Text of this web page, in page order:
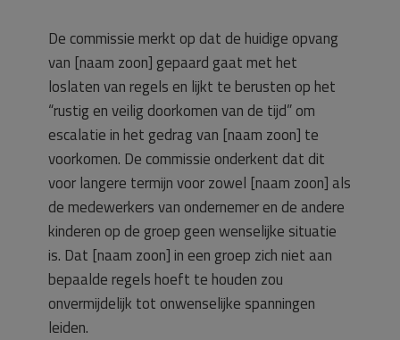
De commissie merkt op dat de huidige opvang
van [naam zoon] gepaard gaat met het
loslaten van regels en lijkt te berusten op het
“rustig en veilig doorkomen van de tijd” om
escalatie in het gedrag van [naam zoon] te
voorkomen. De commissie onderkent dat dit
voor langere termijn voor zowel [naam zoon] als
de medewerkers van ondernemer en de andere
kinderen op de groep geen wenselijke situatie
is. Dat [naam zoon] in een groep zich niet aan
bepaalde regels hoeft te houden zou
onvermijdelijk tot onwenselijke spanningen
leiden.